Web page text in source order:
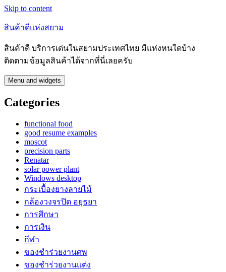
Skip to content
สินค้าดีแห่งสยาม
สินค้าดี บริการเด่นในสยามประเทศไทย มีแห่งหนใดบ้าง
ติดตามข้อมูลสินค้าได้จากที่นี่เลยครับ
Menu and widgets
Categories
functional food
good resume examples
moscot
precision parts
Renatar
solar power plant
Windows desktop
กระเบื้องยางลายไม้
กล้องวงจรปิด อยุธยา
การศึกษา
การเงิน
กีฬา
ของชำร่วยงานศพ
ของชำร่วยงานแต่ง